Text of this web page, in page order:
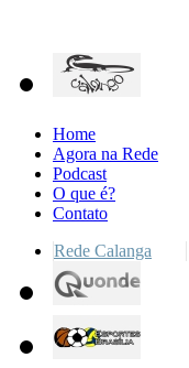
Home
Agora na Rede
Podcast
O que é?
Contato
Rede Calanga